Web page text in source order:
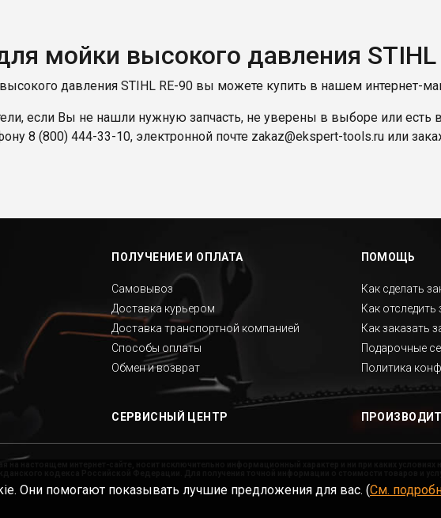
мойки высокого давления STIHL
давления STIHL RE-90 вы можете купить в нашем интернет-
если Вы не нашли нужную запчасть, не уверены в выборе или есть
8 (800) 444-33-10, электронной почте zakaz@ekspert-tools.ru или
ПОЛУЧЕНИЕ И ОПЛАТА
Самовывоз
Доставка курьером
Доставка транспортной компанией
Способы оплаты
Обмен и возврат
СЕРВИСНЫЙ ЦЕНТР
ПОМОЩЬ
Как сделать
Как отследить
Как заказать
Подарочные
Политика
на настоящем интернет-сайте, носит исключительно информационный характер и ни при каких условиях
Они помогают показывать лучшие предложения для вас. (См.